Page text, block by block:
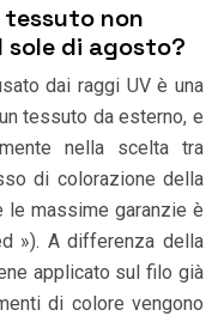
non
sole di agosto?
dai raggi UV è una
tessuto da esterno, e
nella scelta tra
di colorazione della
massime garanzie è
»). A differenza della
applicato sul filo già
di colore vengono